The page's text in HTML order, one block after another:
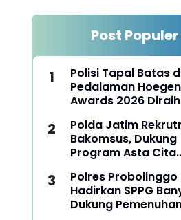
Post Populer
Polisi Tapal Batas
Pedalaman
Awards 2026
Pengabdian
Nduga
Polda Jatim
Bakomsus, Dukung
Program Asta Cita
Polres Probolinggo
Hadirkan SPPG
Dukung